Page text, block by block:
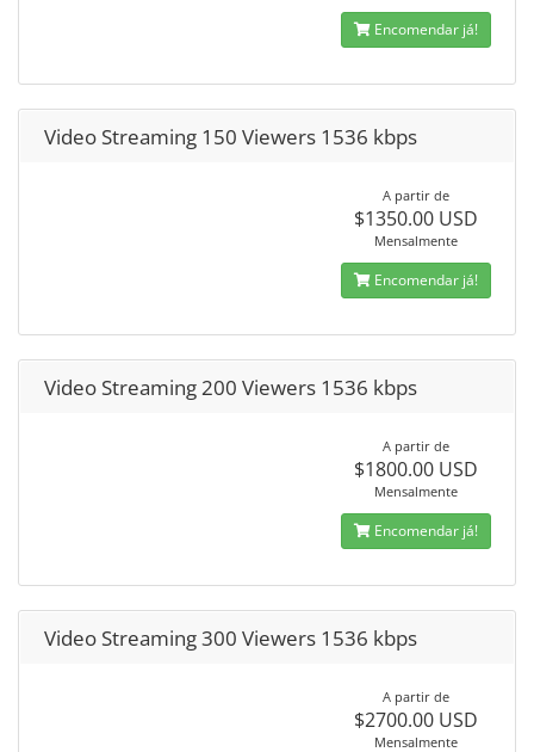
Encomendar já!
Video Streaming 150 Viewers 1536 kbps
A partir de
$1350.00 USD
Mensalmente
Encomendar já!
Video Streaming 200 Viewers 1536 kbps
A partir de
$1800.00 USD
Mensalmente
Encomendar já!
Video Streaming 300 Viewers 1536 kbps
A partir de
$2700.00 USD
Mensalmente